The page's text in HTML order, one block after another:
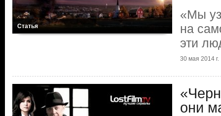
Статья
«Мы
на
эти
30 мая 2014 г.
они